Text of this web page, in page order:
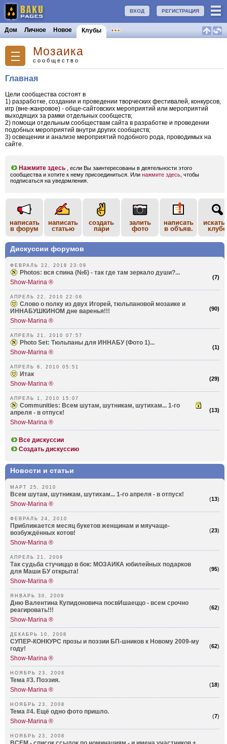
РЕГИСТРАЦИЯ
ВХОД
Дом Личное Новое Клубы
Мозаика
сообщество
Главная
Цели сообщества состоят в
1) разработке, создании и проведении творческих фестивалей, конкурсов,
игр (вне-жанровое) - обще-сайтовских мероприятий или мероприятий
выходящих за рамки отдельных сообществ;
2) помощи отдельным сообществам сайта в разработке и проведении
подобных мероприятий внутри других сообществ;
3) освещении и анализе мероприятий подобного рода, проводимых на
сайте.
Нажмите здесь , если Вы заинтересованы в деятельности этого
сообщества и хотите к нему присоединиться. Или нажмите здесь , чтобы
подписаться на уведомления.
написать
в форум
написать
статью
создать
пари
залить
фото
написать
в объяв.
искать
клубе
Дискуссии форумов
ФЕВРАЛЬ 22, 2018 23:09
(7)
Photos: вся спина (№6) - так где там зеркало души?...
Show-Marina ®
АПРЕЛЬ 22, 2010 22:06
(90)
Слово о полку из двух Игорей, тюльпановой мозаике и
ИННАБУШКИНОМ дне варенья!!!
Show-Marina ®
АПРЕЛЬ 21, 2010 07:57
(1)
Photo Set: Tюльпаны для ИННАБУ (Фото 1)...
Show-Marina ®
АПРЕЛЬ 6, 2010 05:51
(29)
Итак
Show-Marina ®
АПРЕЛЬ 1, 2010 15:07
(13)
Communities: Всем шутам, шутникам, шутихам... 1-го
апреля - в отпуск!
Show-Marina ®
Все дискуссии
Создать дискуссию
Новости и статьи
МАРТ 25, 2010
(13)
Всем шутам, шутникам, шутихам... 1-го апреля - в отпуск!
Show-Marina ®
ФЕВРАЛЬ 24, 2010
(23)
Приближается месяц букетов женщинам и мяучаще-
возбуждённых котов!
Show-Marina ®
АПРЕЛЬ 21, 2009
(95)
Так судьба стучиццо в бок: МОЗАИКА юбилейных подарков
для Маши БУ открыта!
Show-Marina ®
ЯНВАРЬ 30, 2009
(62)
Дню Валентина Купидоновича посвИшаеццо - всем срочно
реагировать!!!
Show-Marina ®
ДЕКАБРЬ 10, 2008
(62)
СУПЕР-КОНКУРС прозы и поэзии БП-шников к Новому 2009-му
годy!
Show-Marina ®
НОЯБРЬ 23, 2008
(18)
Тема #3. Поэзия.
Show-Marina ®
НОЯБРЬ 23, 2008
(7)
Тема #4. Ещё одно фото пришло.
Show-Marina ®
НОЯБРЬ 23, 2008